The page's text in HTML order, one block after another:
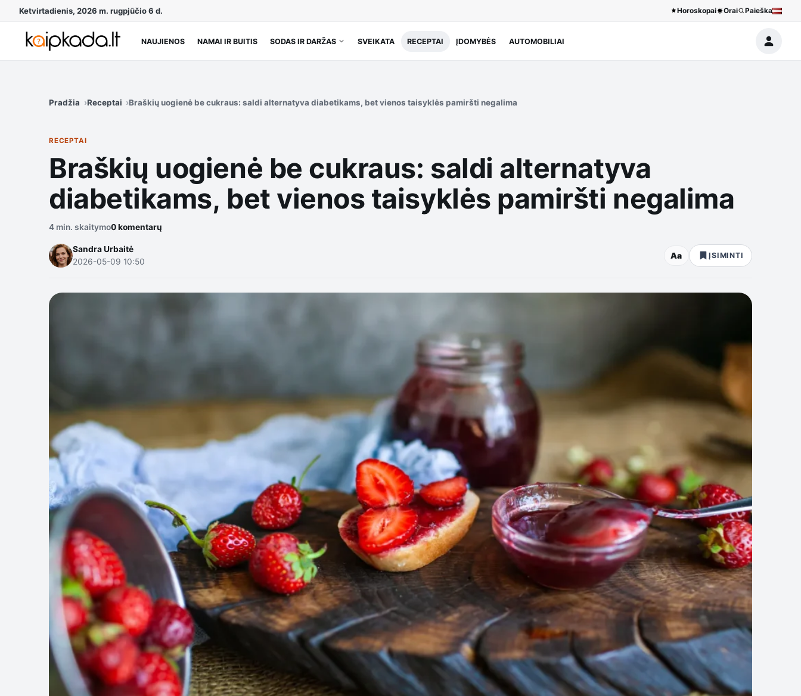
Ketvirtadienis, 2026 m. rugpjūčio 6 d. Horoskopai Orai Paieška
NAUJIENOS NAMAI IR BUITIS SODAS IR DARŽAS SVEIKATA RECEPTAI ĮDOMYBĖS AUTOMOBILIAI
Pradžia Receptai Braškių uogienė be cukraus: saldi alternatyva diabetikams, bet vienos taisyklės pamiršti negalima
RECEPTAI
Braškių uogienė be cukraus: saldi alternatyva
diabetikams, bet vienos taisyklės pamiršti negalima
4 min. skaitymo0 komentarų
Sandra Urbaitė
2026-05-09 10:50
Aa ĮSIMINTI